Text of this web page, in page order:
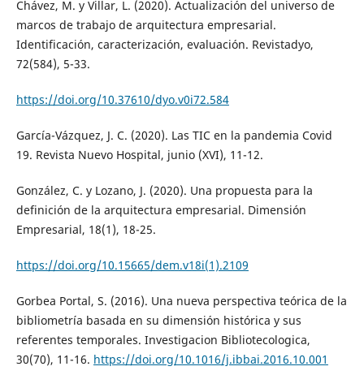
Chávez, M. y Villar, L. (2020). Actualización del universo de
marcos de trabajo de arquitectura empresarial.
Identificación, caracterización, evaluación. Revistadyo,
72(584), 5-33.
https://doi.org/10.37610/dyo.v0i72.584
García-Vázquez, J. C. (2020). Las TIC en la pandemia Covid
19. Revista Nuevo Hospital, junio (XVI), 11-12.
González, C. y Lozano, J. (2020). Una propuesta para la
definición de la arquitectura empresarial. Dimensión
Empresarial, 18(1), 18-25.
https://doi.org/10.15665/dem.v18i(1).2109
Gorbea Portal, S. (2016). Una nueva perspectiva teórica de la
bibliometría basada en su dimensión histórica y sus
referentes temporales. Investigacion Bibliotecologica,
30(70), 11-16. https://doi.org/10.1016/j.ibbai.2016.10.001